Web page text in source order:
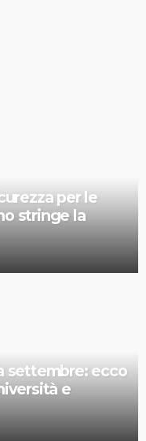
per le
stringe la
settembre: ecco
e